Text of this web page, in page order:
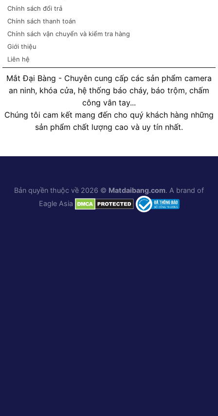
Chính sách đổi trả
Chính sách thanh toán
Chính sách vận chuyển và kiểm tra hàng
Giới thiệu
Liên hệ
Mắt Đại Bàng - Chuyên cung cấp các sản phẩm camera
an ninh, khóa cửa, hệ thống báo cháy, báo trộm, chấm
công vân tay...
Chúng tôi cam kết mang đến cho quý khách hàng những
sản phẩm chất lượng cao và uy tín nhất.
Bản quyền thuộc về 2026 © Matdaibang.com. A brand of
Eagle Asia